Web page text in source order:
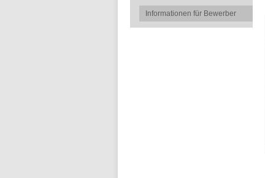
Informationen für Bewerber